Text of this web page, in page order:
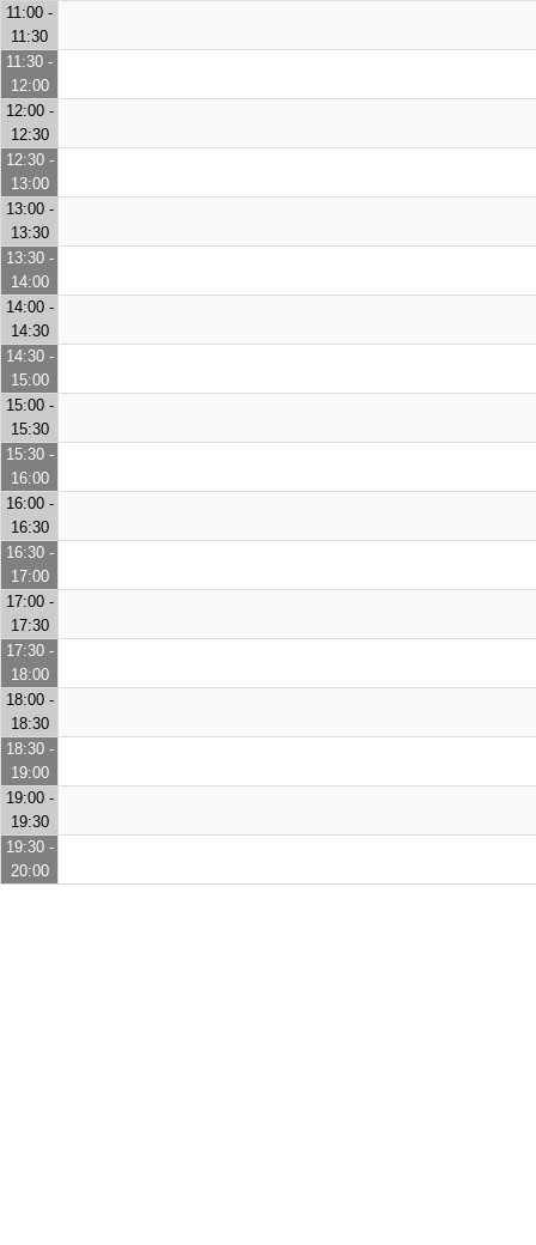
11:00 -
11:30
11:30 -
12:00
12:00 -
12:30
12:30 -
13:00
13:00 -
13:30
13:30 -
14:00
14:00 -
14:30
14:30 -
15:00
15:00 -
15:30
15:30 -
16:00
16:00 -
16:30
16:30 -
17:00
17:00 -
17:30
17:30 -
18:00
18:00 -
18:30
18:30 -
19:00
19:00 -
19:30
19:30 -
20:00